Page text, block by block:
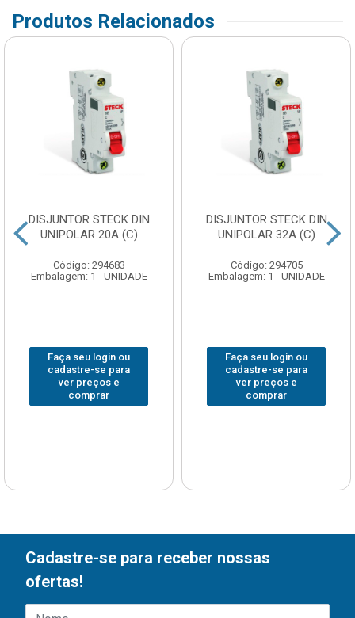
Produtos Relacionados
DISJUNTOR STECK DIN
UNIPOLAR 20A (C)
Código: 294683
Embalagem: 1 - UNIDADE
Faça seu login ou
cadastre-se para
ver preços e
comprar
DISJUNTOR STECK DIN
UNIPOLAR 32A (C)
Código: 294705
Embalagem: 1 - UNIDADE
Faça seu login ou
cadastre-se para
ver preços e
comprar
Cadastre-se para receber nossas
ofertas!